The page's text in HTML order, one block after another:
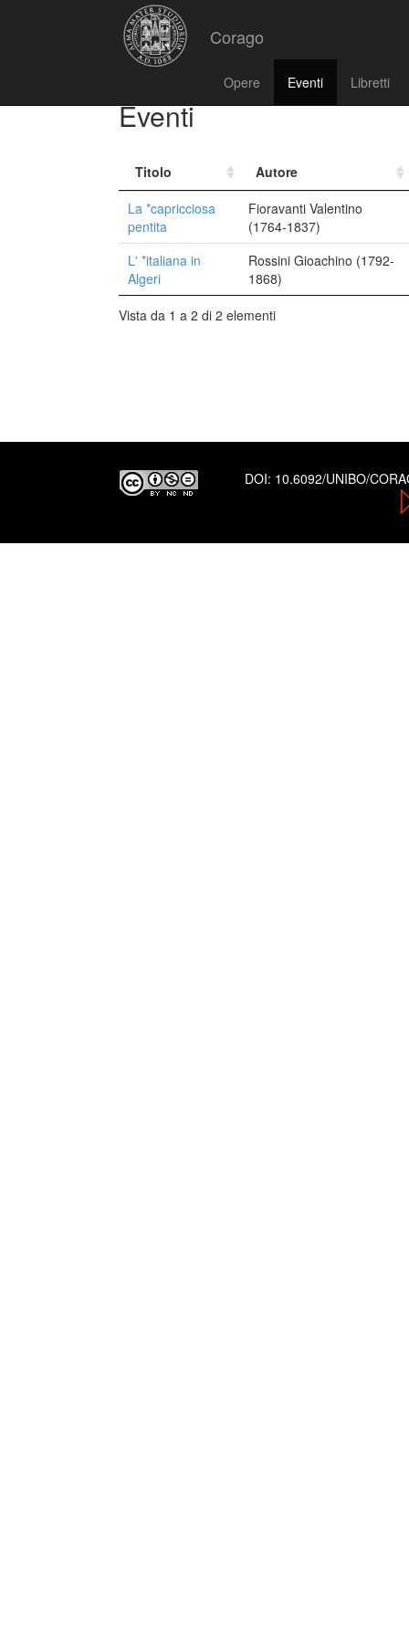
Corago
Opere Eventi Libretti
Eventi
Titolo
Autore
La *capricciosa
pentita
Fioravanti Valentino
(1764-1837)
L' *italiana in
Algeri
Rossini Gioachino (1792-
1868)
Vista da 1 a 2 di 2 elementi
DOI: 10.6092/UNIBO/